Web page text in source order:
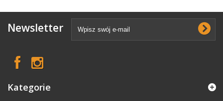
Newsletter
Kategorie